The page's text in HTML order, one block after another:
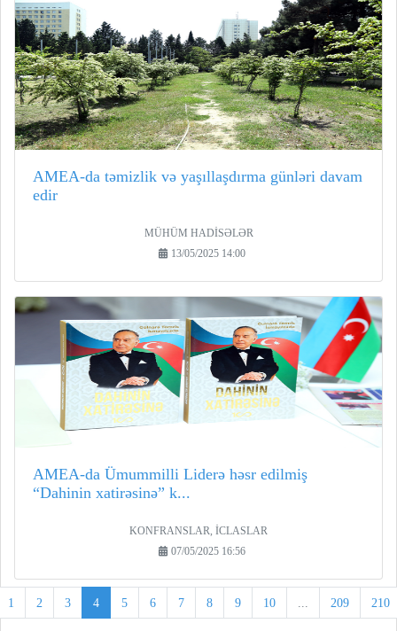
AMEA-da təmizlik və yaşıllaşdırma günləri davam
edir
MÜHÜM HADİSƏLƏR
13/05/2025 14:00
AMEA-da Ümummilli Liderə həsr edilmiş
“Dahinin xatirəsinə” k...
KONFRANSLAR, İCLASLAR
07/05/2025 16:56
1 2 3 4 5 6 7 8 9 10 ... 209 210